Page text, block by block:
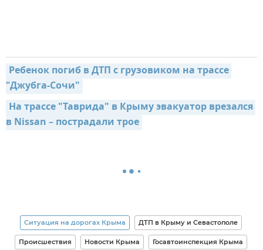
Ребенок погиб в ДТП с грузовиком на трассе
"Джубга-Сочи"
На трассе "Таврида" в Крыму эвакуатор врезался
в Nissan – пострадали трое
Ситуация на дорогах Крыма ДТП в Крыму и Севастополе
Происшествия Новости Крыма Госавтоинспекция Крыма